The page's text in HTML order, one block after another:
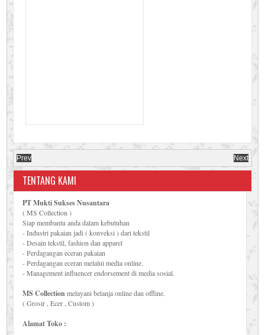
Prev Next
TENTANG KAMI
PT Mukti Sukses Nusantara
( MS Collection )
Siap membantu anda dalam kebutuhan
- Industri pakaian jadi ( konveksi ) dari tekstil
- Desain tekstil, fashion dan apparel
- Perdagangan eceran pakaian
- Perdagangan eceran melalui media online.
- Management influencer endorsement di media sosial.
MS Collectionmelayani belanja online dan offline.
( Grosir , Ecer , Custom )
Alamat Toko :